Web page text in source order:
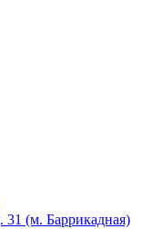
31 (м. Баррикадная)